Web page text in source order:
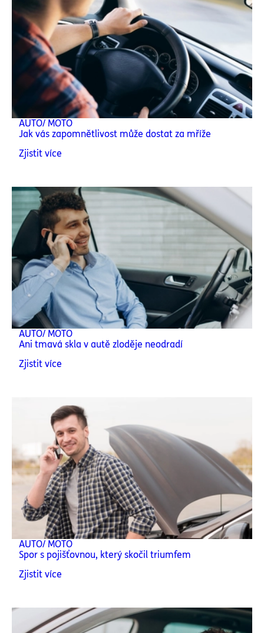
AUTO/ MOTO
Jak vás zapomnětlivost může dostat za mříže
Zjistit více
AUTO/ MOTO
Ani tmavá skla v autě zloděje neodradí
Zjistit více
AUTO/ MOTO
Spor s pojišťovnou, který skočil triumfem
Zjistit více